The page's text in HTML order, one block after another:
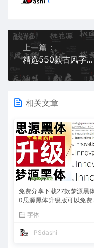
上一篇：
精选550款古风字体合集包免费分享下载-毛笔书法国潮古韵艺术找字体ps素材procreate中文手写创意设计FFT格式OTF
相关文章
免费分享下载27款梦源黑
0思源黑体升级版可以免费
必备Win Mac软件工具常
格式合集
字体
PSdashi